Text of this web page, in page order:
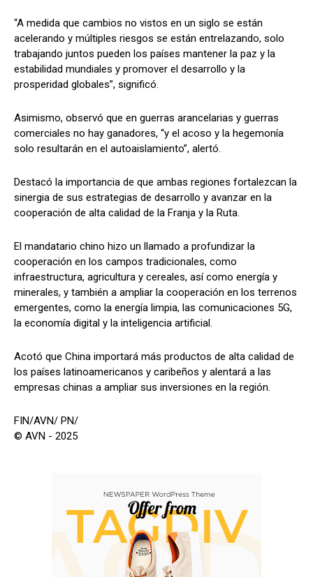
“A medida que cambios no vistos en un siglo se están
acelerando y múltiples riesgos se están entrelazando, solo
trabajando juntos pueden los países mantener la paz y la
estabilidad mundiales y promover el desarrollo y la
prosperidad globales”, significó.
Asimismo, observó que en guerras arancelarias y guerras
comerciales no hay ganadores, “y el acoso y la hegemonía
solo resultarán en el autoaislamiento”, alertó.
Destacó la importancia de que ambas regiones fortalezcan la
sinergia de sus estrategias de desarrollo y avanzar en la
cooperación de alta calidad de la Franja y la Ruta.
El mandatario chino hizo un llamado a profundizar la
cooperación en los campos tradicionales, como
infraestructura, agricultura y cereales, así como energía y
minerales, y también a ampliar la cooperación en los terrenos
emergentes, como la energía limpia, las comunicaciones 5G,
la economía digital y la inteligencia artificial.
Acotó que China importará más productos de alta calidad de
los países latinoamericanos y caribeños y alentará a las
empresas chinas a ampliar sus inversiones en la región.
FIN/AVN/ PN/
© AVN - 2025